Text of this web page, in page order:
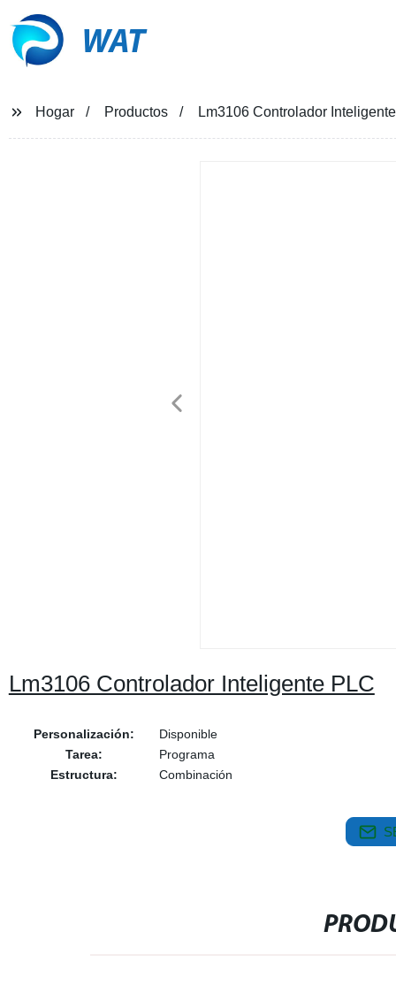
WAT
Hogar Productos Lm3106 Controlador
Lm3106 Controlador Inteligente PLC
Personalización:
Disponible
Tarea:
Programa
Estructura:
Combinación